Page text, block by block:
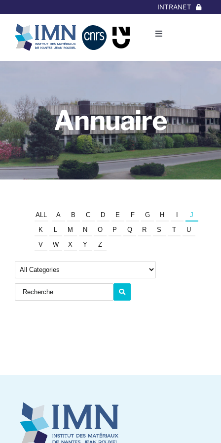
au
contenu
INTRANET
Toggle
L’Institut
Equipes
Projets/Collaborations
Annuaire
ALL A B C D E F G H
J
K
L M N O P Q R S T
U
V
W X Y Z